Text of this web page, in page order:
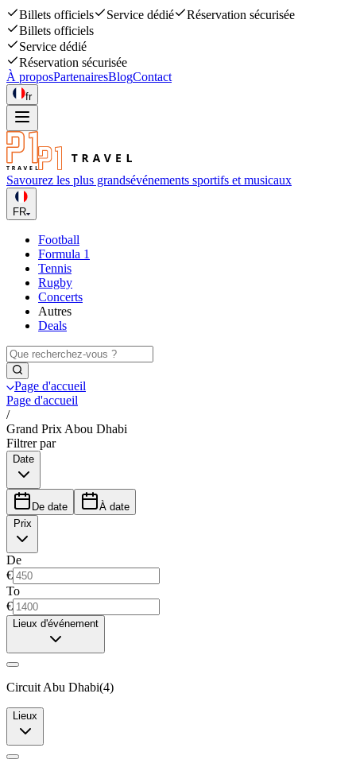
Billets officiels Service dédié
Réservation sécurisée
Billets officiels
Service dédié
Réservation sécurisée
À proposPartenairesBlogContact
fr
Savourez les plus grandsévénements sportifs et musicaux
FR
Football
Formula 1
Tennis
Rugby
Concerts
Autres
Deals
Page d'accueil
Page d'accueil
/
Grand Prix Abou Dhabi
Filtrer par
Date
De date
À date
Prix
De
€
To
€
Lieux d'événement
Circuit Abu Dhabi(4)
Lieux